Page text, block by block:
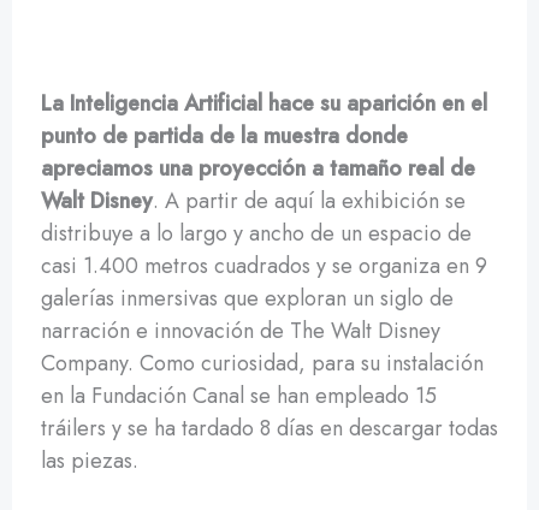
La Inteligencia Artificial hace su aparición en el
punto de partida de la muestra donde
apreciamos una proyección a tamaño real de
Walt Disney. A partir de aquí la exhibición se
distribuye a lo largo y ancho de un espacio de
casi 1.400 metros cuadrados y se organiza en 9
galerías inmersivas que exploran un siglo de
narración e innovación de The Walt Disney
Company. Como curiosidad, para su instalación
en la Fundación Canal se han empleado 15
tráilers y se ha tardado 8 días en descargar todas
las piezas.